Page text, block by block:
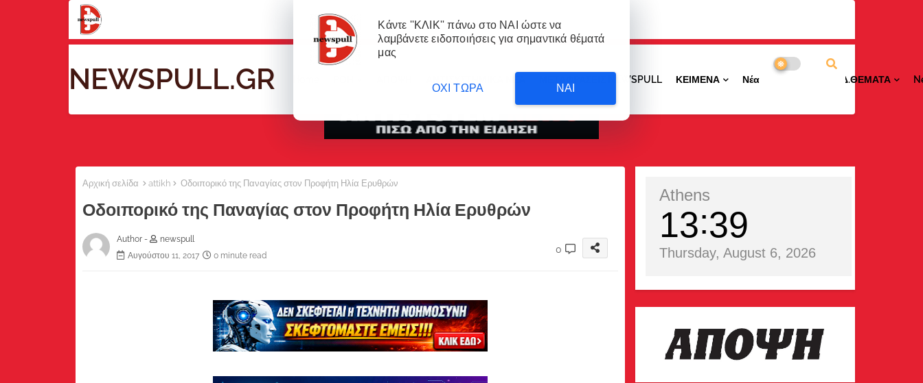
NEWSPULL.GR ΜΕΤΑΦΡΑΣΕΙΣ NEWSPULL ΚΕΙΜΕΝΑ ΝέαΠΕΡΙΟΧΩΝ ΕΙΔ.ΘΕΜΑΤΑ
Αρχική σελίδα attikh Οδοιπορικό της Παναγίας στον Προφήτη Ηλία Ερυθρών
Οδοιπορικό της Παναγίας στον Προφήτη Ηλία Ερυθρών
Author -
newspull
Αυγούστου 11, 2017
0 minute read
0
Athens
13 39
Thursday, August 6, 2026
Κάντε ''ΚΛΙΚ'' πάνω στο ΝΑΙ ώστε να
λαμβάνετε ειδοποιήσεις για σημαντικά θέματά
μας
ΝΑΙ
ΟΧΙ ΤΩΡΑ